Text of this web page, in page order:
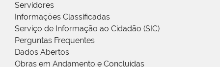
Servidores
Informações Classificadas
Serviço de Informação ao Cidadão (SIC)
Perguntas Frequentes
Dados Abertos
Obras em Andamento e Concluídas